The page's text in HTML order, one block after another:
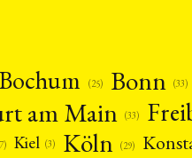
Bochum (25) Bonn (33)
am Main (33)
Kiel (3) Köln (29)